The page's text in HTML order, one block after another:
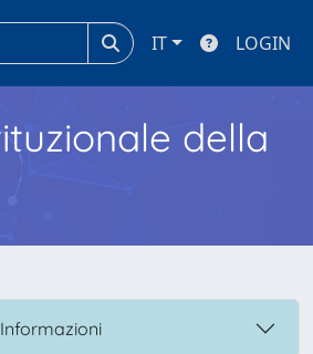
IT LOGIN
della
Informazioni